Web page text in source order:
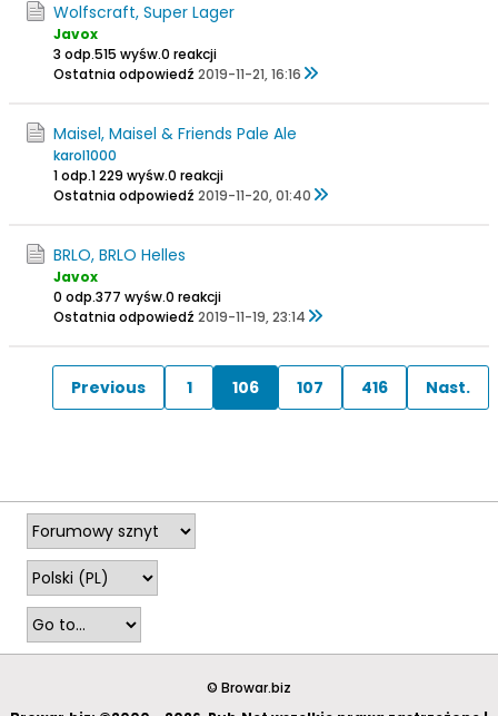
Wolfscraft, Super Lager
Javox
3 odp.515 wyśw.0 reakcji
Ostatnia odpowiedź 2019-11-21, 16:16
Maisel, Maisel & Friends Pale Ale
karol1000
1 odp.1 229 wyśw.0 reakcji
Ostatnia odpowiedź 2019-11-20, 01:40
BRLO, BRLO Helles
Javox
0 odp.377 wyśw.0 reakcji
Ostatnia odpowiedź 2019-11-19, 23:14
Previous 1 106 107 416 Nast.
© Browar.biz